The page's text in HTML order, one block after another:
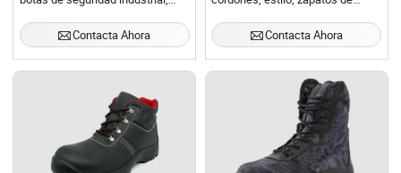
acero
Contacta Ahora
seguridad industrial
Contacta Ahora